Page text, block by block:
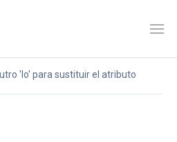
'lo' para sustituir el atributo